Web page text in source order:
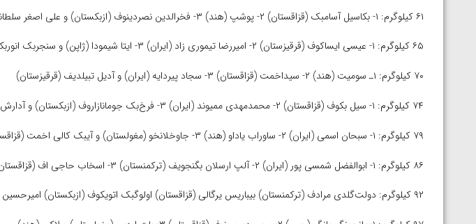
۶۱ کیلوگرم: ۱- بکاسیل آسامبک (قزاقستان) ۲- پوشپ (هند) ۳- فخرالدین نصردینوف (ازبکستان) و علی اصغر سلطانی (ایران)
۶۵ کیلوگرم: ۱- عیسی ایساکوف (قرقیزستان) ۲- امیررضا تیموری زاد (ایران) ۳- ایتا شیمودا (ژاپن) و سنجربک انوربکوف (ازبکستان)
۷۰ کیلوگرم: ۱ـ سومیت (هند) ۲- سیداخمت (قزاقستان) ۳- سجاد پیردایه (ایران) و آدیل تبیلدیف (قرقیزستان)
۷۴ کیلوگرم: ۱- سیل بکوف (قزاقستان) ۲- محمدمهدی ممیوند (ایران) ۳- فرخ‌بک جومانازاروف (ازبکستان) و آدارش پاتیل (هند)
۷۹ کیلوگرم: ۱- سبحان اسمی (ایران) ۲- ساوراب یاداو (هند) ۳- جاوخلانخو (مغولستان) و آیبک کالی اخمت (قزاقستان)
۸۶ کیلوگرم: ۱- ابوالفضل شمسی پور (ایران) ۲- آلپ ارسلان بگنجویف (ترکمنستان) ۳- اسخاب حاجی اف (قزاقستان) و جنکی هوکی (ژاپن)
۹۲ کیلوگرم: دولت‌گلدی مرادف (ترکمنستان) بیباریس یرگالی (قزاقستان) اولوگبک اتویکوف (ازبکستان) امیرحسین خاکپا (ایران)